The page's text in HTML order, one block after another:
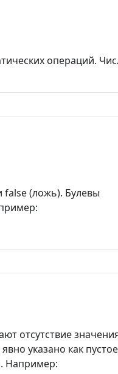
операций.
false (ложь). Булевы
отсутствие
указано как
Например: